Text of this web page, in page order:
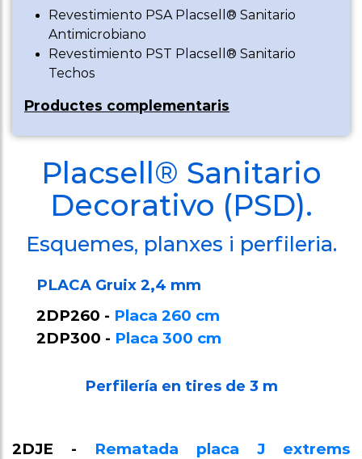
complementaris
Protecció
Sòcol/Sòcol
sanitari
Perfileria
sanitària
Perfil U
Revestimiento PSA Placsell® Sanitario
Antimicrobiano
Revestimiento PST Placsell® Sanitario
Techos
Productes complementaris
Placsell® Sanitario
Decorativo (PSD).
Esquemes, planxes i perfileria.
PLACA Gruix 2,4 mm
2DP260 - Placa 260 cm
2DP300 - Placa 300 cm
Perfilería en tires de 3 m
2DJE - Rematada placa J extrems